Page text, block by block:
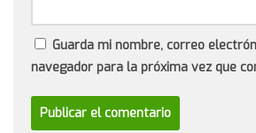
Guarda mi nombre, correo
navegador para la próxima vez que